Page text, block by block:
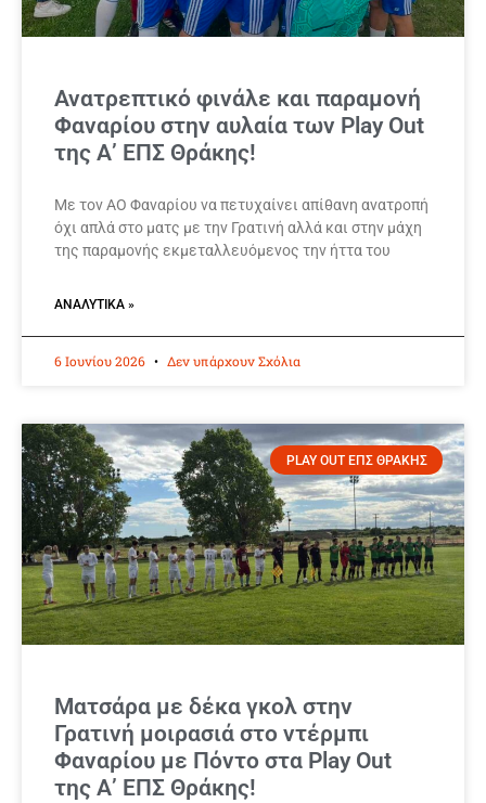
Ανατρεπτικό φινάλε και παραμονή
Φαναρίου στην αυλαία των Play Out
της Α’ ΕΠΣ Θράκης!
Με τον ΑΟ Φαναρίου να πετυχαίνει απίθανη ανατροπή
όχι απλά στο ματς με την Γρατινή αλλά και στην μάχη
της παραμονής εκμεταλλευόμενος την ήττα του
ΑΝΑΛΥΤΙΚΆ »
6 Ιουνίου 2026 Δεν υπάρχουν Σχόλια
PLAY OUT ΕΠΣ ΘΡΑΚΗΣ
Ματσάρα με δέκα γκολ στην
Γρατινή μοιρασιά στο ντέρμπι
Φαναρίου με Πόντο στα Play Out
της Α’ ΕΠΣ Θράκης!